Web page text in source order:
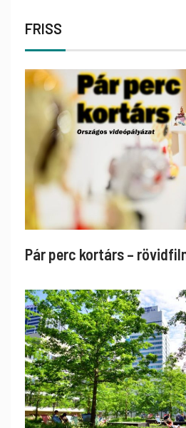
FRISS
Pár perc kortárs –